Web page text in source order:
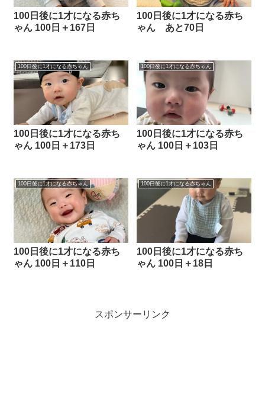
100日後に1才になる赤ち
ゃん 100日＋167日
100日後に1才になる赤ち
ゃん あと70日
100日後に1才になる赤ちゃん
100日後に1才になる赤ち
ゃん 100日＋173日
100日後に1才になる赤ちゃん
100日後に1才になる赤ち
ゃん 100日＋103日
100日後に1才になる赤ちゃん
100日後に1才になる赤ち
ゃん 100日＋110日
100日後に1才になる赤ちゃん
100日後に1才になる赤ち
ゃん 100日＋18日
スポンサーリンク